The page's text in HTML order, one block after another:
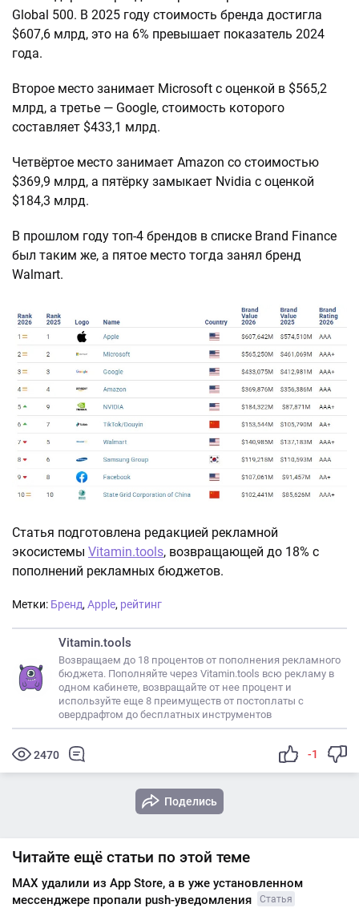
Global 500. В 2025 году стоимость бренда достигла
$607,6 млрд, это на 6% превышает показатель 2024
года.
Второе место занимает Microsoft с оценкой в $565,2
млрд, а третье — Google, стоимость которого
составляет $433,1 млрд.
Четвёртое место занимает Amazon со стоимостью
$369,9 млрд, а пятёрку замыкает Nvidia с оценкой
$184,3 млрд.
В прошлом году топ-4 брендов в списке Brand Finance
был таким же, а пятое место тогда занял бренд
Walmart.
Статья подготовлена редакцией рекламной
экосистемы Vitamin.tools, возвращающей до 18% с
пополнений рекламных бюджетов.
Метки: Бренд, Apple, рейтинг
Vitamin.tools
Возвращаем до 18 процентов от пополнения рекламного
бюджета. Пополняйте через Vitamin.tools всю рекламу в
одном кабинете, возвращайте от нее процент и
используйте еще 8 преимуществ от постоплаты с
овердрафтом до бесплатных инструментов
2470 -1
Поделись
Читайте ещё статьи по этой теме
MAX удалили из App Store, а в уже установленном
мессенджере пропали push-уведомления
Статья